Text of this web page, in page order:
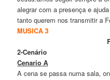
alegrar com a presença e
tanto querem nos transmitir a
MUSICA 3
2-Cenário
Cenario A
A cena se passa numa sala,